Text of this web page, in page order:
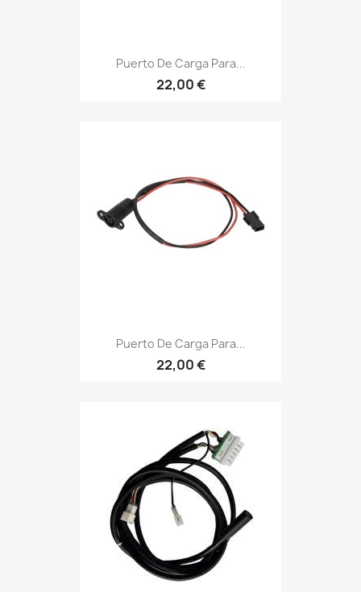
Puerto De Carga Para...
22,00 €
Puerto De Carga Para...
22,00 €